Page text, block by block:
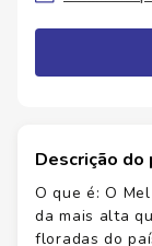
Descrição do
O que é: O
da mais alta
floradas do